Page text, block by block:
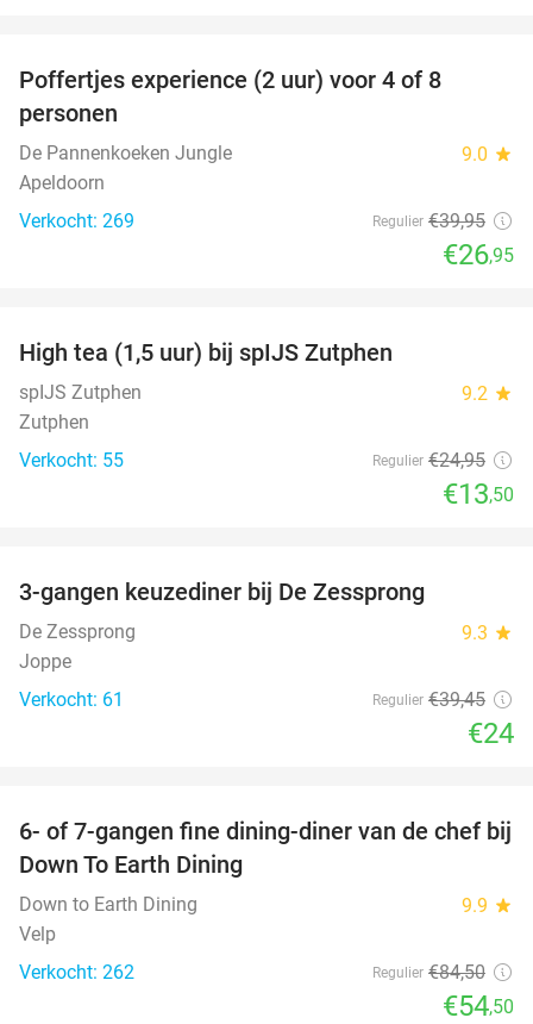
Poffertjes experience (2 uur) voor 4 of 8
personen
De Pannenkoeken Jungle 9.0 star
Apeldoorn
Verkocht: 269
Regulier €39,95
€26,95
High tea (1,5 uur) bij spIJS Zutphen
spIJS Zutphen 9.2 star
Zutphen
Verkocht: 55
Regulier €24,95
€13,50
3-gangen keuzediner bij De Zessprong
De Zessprong 9.3 star
Joppe
Verkocht: 61
Regulier €39,45
€24
36%
6- of 7-gangen fine dining-diner van de chef bij
Down To Earth Dining
Down to Earth Dining 9.9 star
Velp
Verkocht: 262
Regulier €84,50
€54,50